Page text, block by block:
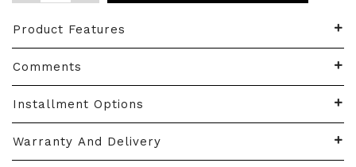
Product Features
Comments
Installment Options
Warranty And Delivery